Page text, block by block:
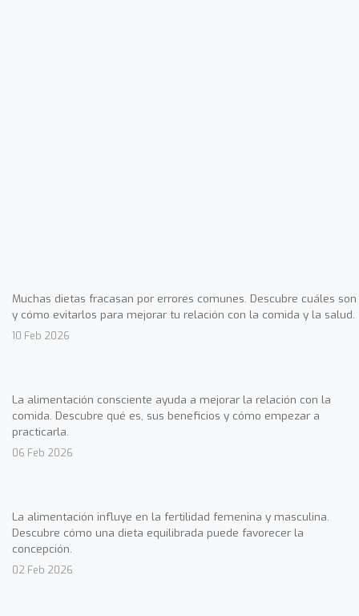
Muchas dietas fracasan por errores comunes. Descubre cuáles son
y cómo evitarlos para mejorar tu relación con la comida y la salud.
10 Feb 2026
La alimentación consciente ayuda a mejorar la relación con la
comida. Descubre qué es, sus beneficios y cómo empezar a
practicarla.
06 Feb 2026
La alimentación influye en la fertilidad femenina y masculina.
Descubre cómo una dieta equilibrada puede favorecer la
concepción.
02 Feb 2026